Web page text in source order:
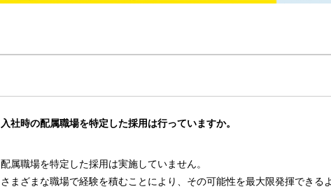
入社時の配属職場を特定した採用は行っていますか。
配属職場を特定した採用は実施していません。
さまざまな職場で経験を積むことにより、その可能性を最大限発揮できる